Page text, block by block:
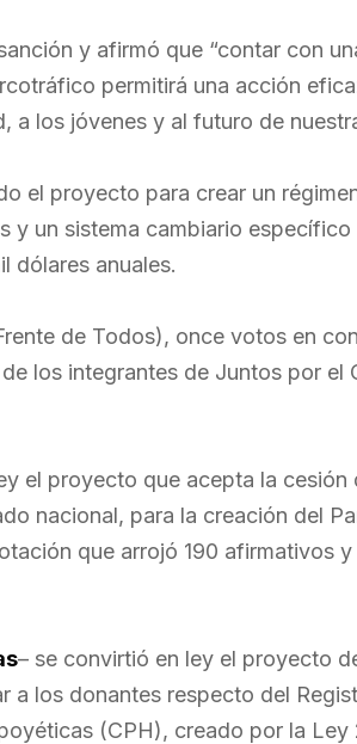
y afirmó que “contar con
permitirá una acción
a los jóvenes y al futuro de
el proyecto para crear un
y un sistema cambiario específico
dólares anuales.
de Todos), once votos en
los integrantes de Juntos por el
el proyecto que acepta la cesión
nacional, para la creación del
que arrojó 190 afirmativos
– se convirtió en ley el proyecto
a los donantes respecto del
(CPH), creado por la Ley